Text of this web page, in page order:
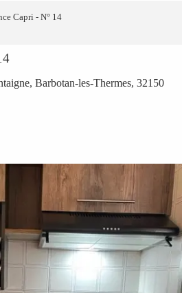
Capri - N° 14
Barbotan-les-Thermes, 32150